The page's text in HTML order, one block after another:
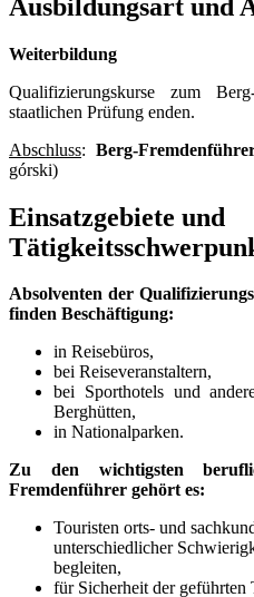
Ausbildungsart und
Weiterbildung
Qualifizierungskurse zum
staatlichen Prüfung enden.
Abschluss: Berg-
górski)
Einsatzgebiete und
Absolventen der
finden Beschäftigung:
in Reisebüros,
bei Reiseveranstaltern,
bei Sporthotels und
Berghütten,
in Nationalparken.
Zu den wichtigsten
Fremdenführer gehört es:
Touristen orts- und
unterschiedlicher
begleiten,
für Sicherheit der geführten